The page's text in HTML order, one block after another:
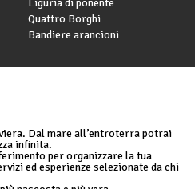
Liguria di ponente
Quattro Borghi
Bandiere arancioni
Dal mare all’entroterra potrai
infinita.
per organizzare la tua
ed esperienze selezionate da chi